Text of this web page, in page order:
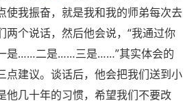
使我振奋，就是我和我的师弟每次去
两个说话，然后他会说，“我通过你
是……二是……三是……”其实体会的
点建议。谈话后，他会把我们送到小
他几十年的习惯，希望我们不要改